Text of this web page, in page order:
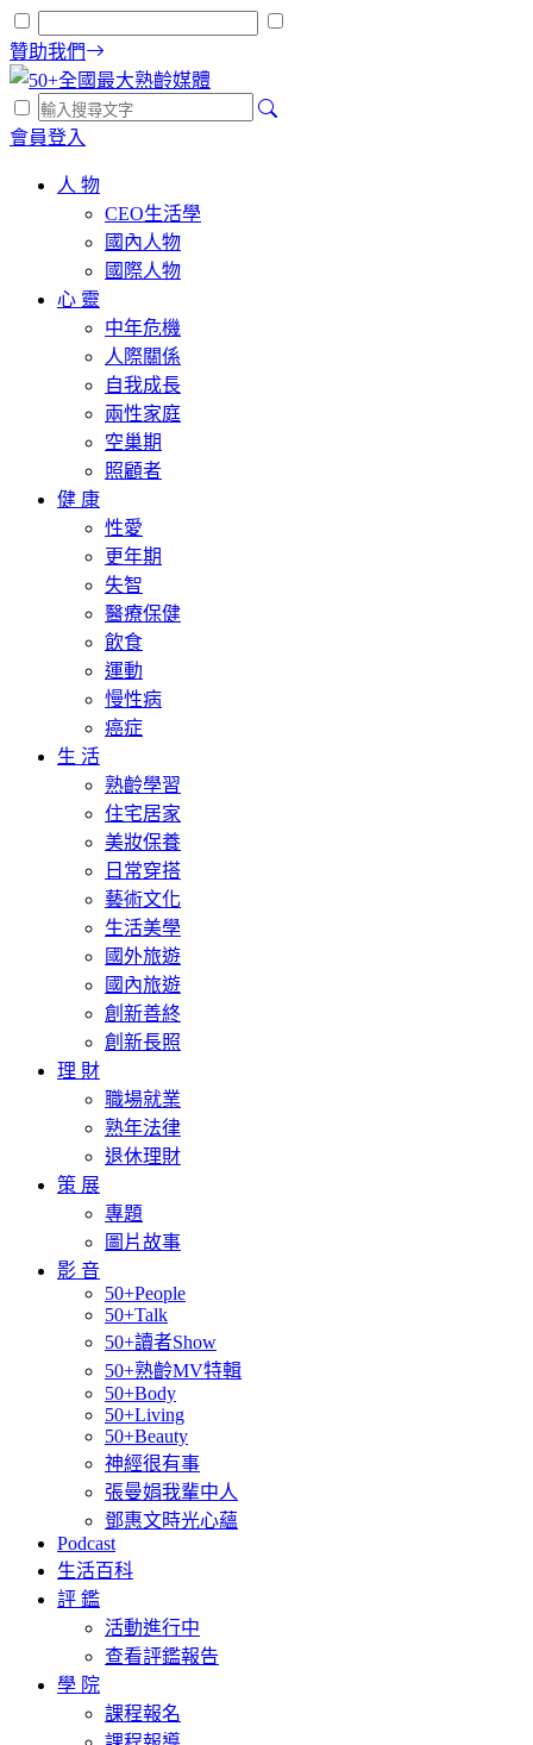
贊助我們
會員登入
人 物
CEO生活學
國內人物
國際人物
心 靈
中年危機
人際關係
自我成長
兩性家庭
空巢期
照顧者
健 康
性愛
更年期
失智
醫療保健
飲食
運動
慢性病
癌症
生 活
熟齡學習
住宅居家
美妝保養
日常穿搭
藝術文化
生活美學
國外旅遊
國內旅遊
創新善終
創新長照
理 財
職場就業
熟年法律
退休理財
策 展
專題
圖片故事
影 音
50+People
50+Talk
50+讀者Show
50+熟齡MV特輯
50+Body
50+Living
50+Beauty
神經很有事
張曼娟我輩中人
鄧惠文時光心蘊
Podcast
生活百科
評 鑑
活動進行中
查看評鑑報告
學 院
課程報名